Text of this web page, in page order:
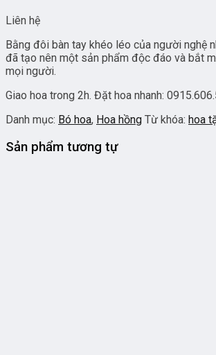
Liên hệ
Bằng đôi bàn tay khéo léo của người nghệ
đã tạo nên một sản phẩm độc đáo và bắt
mọi người.
Giao hoa trong 2h. Đặt hoa nhanh:
Danh mục: Bó hoa, Hoa hồng Từ khóa: hoa
Sản phẩm tương tự